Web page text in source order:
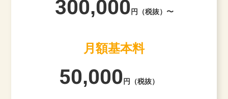
300,000 円（税抜）〜
月額基本料
50,000 円（税抜）